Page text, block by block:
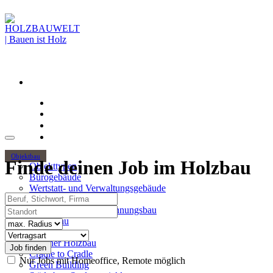
Objektbau
Objekttypen
Bürogebäude
Wertstatt- und Verwaltungsgebäude
Holzhochhäuser
Mehrgeschossiger Wohnungsbau
Hallenbau
Themen
Urbaner Holzbau
Cradle to Cradle
Green Building
Finde deinen Job im Holzbau
Beruf, Stichwort, Firma
Standort
Radius
Vertragsart
Nur Jobs mit Homeoffice, Remote möglich